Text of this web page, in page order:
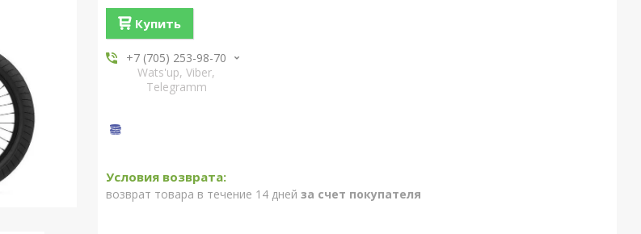
Купить
+7 (705) 253-98-70
Wats'up, Viber,
Telegramm
возврат товара в течение 14 дней за счет покупателя